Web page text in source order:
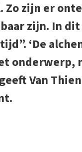
zijn er
zijn. In
‘De
onderwerp,
Van